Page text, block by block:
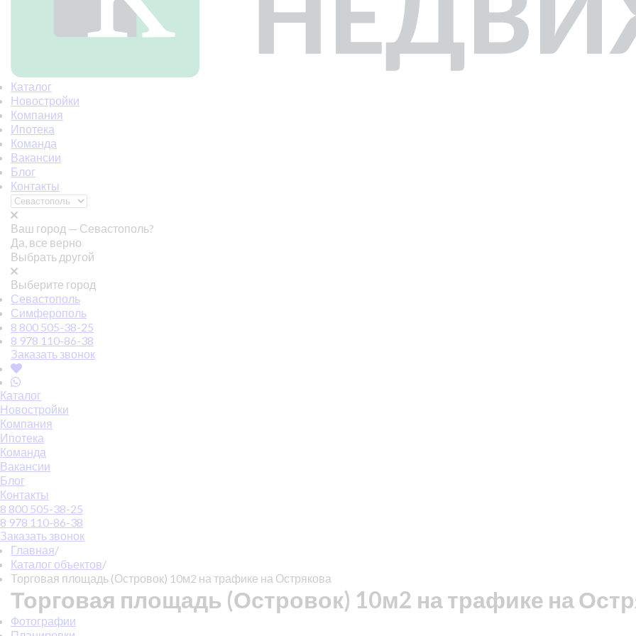
Каталог
Новостройки
Компания
Ипотека
Команда
Вакансии
Блог
Контакты
Ваш город — Севастополь?
Да, все верно
Выбрать другой
Выберите город
Севастополь
Симферополь
8 800 505-38-25
8 978 110-86-38
Заказать звонок
Каталог
Новостройки
Компания
Ипотека
Команда
Вакансии
Блог
Контакты
8 800 505-38-25
8 978 110-86-38
Заказать звонок
Главная/
Каталог объектов/
Торговая площадь (Островок) 10м2 на трафике на Острякова
Торговая площадь (Островок) 10м2 на трафике на
Фотографии